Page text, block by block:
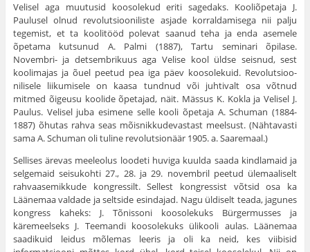
Velisel aga muutusid koosolekud eriti sagedaks. Kooliõpetaja J.
Paulusel olnud revolutsiooniliste asjade korraldamisega nii palju
tegemist, et ta koolitööd polevat saanud teha ja enda ase­mele
õpetama kutsunud A. Palmi (1887), Tartu seminari õpilase.
Novembri- ja detsembrikuus aga Velise kool üldse seisnud, sest
koolimajas ja õuel peetud pea iga päev koosolekuid. Revolutsioo­
nilisele liikumisele on kaasa tundnud või juhtivalt osa võtnud
mitmed õigeusu koolide õpetajad, näit. Mässus K. Kokla ja Velisel J.
Paulus. Velisel juba esimene selle kooli õpetaja A. Schuman (1884-
1887) õhutas rahva seas mõisnikkudevastast meelsust. (Nähtavasti
sama A. Schuman oli tuline revolutsionäär 1905. a. Saaremaal.)
Sellises ärevas meeleolus loodeti huviga kuulda saada kindla­maid ja
selgemaid seisukohti 27., 28. ja 29. novembril peetud üle­maaliselt
rahvaasemikkude kongressilt. Sellest kongressist võtsid osa ka
Läänemaa valdade ja seltside esindajad. Nagu üldiselt teada, jagunes
kongress kaheks: J. Tõnissoni koosolekuks Bürgermusses ja
käremeelseks J. Teemandi koosolekuks ülikooli aulas. Läänemaa
saadikuid leidus mõlemas leeris ja oli ka neid, kes viibisid